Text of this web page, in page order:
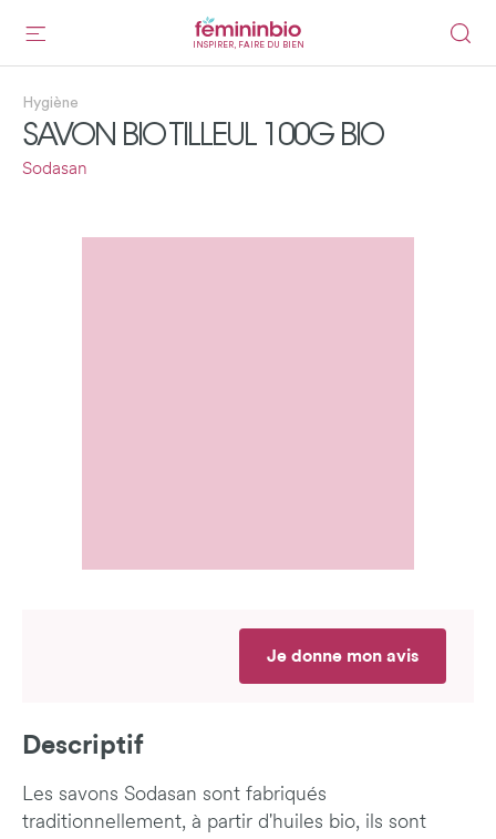
INSPIRER, FAIRE DU BIEN
Hygiène
SAVON BIO TILLEUL 100G BIO
Sodasan
Je donne mon avis
Descriptif
Les savons Sodasan sont fabriqués
traditionnellement, à partir d'huiles bio, ils sont